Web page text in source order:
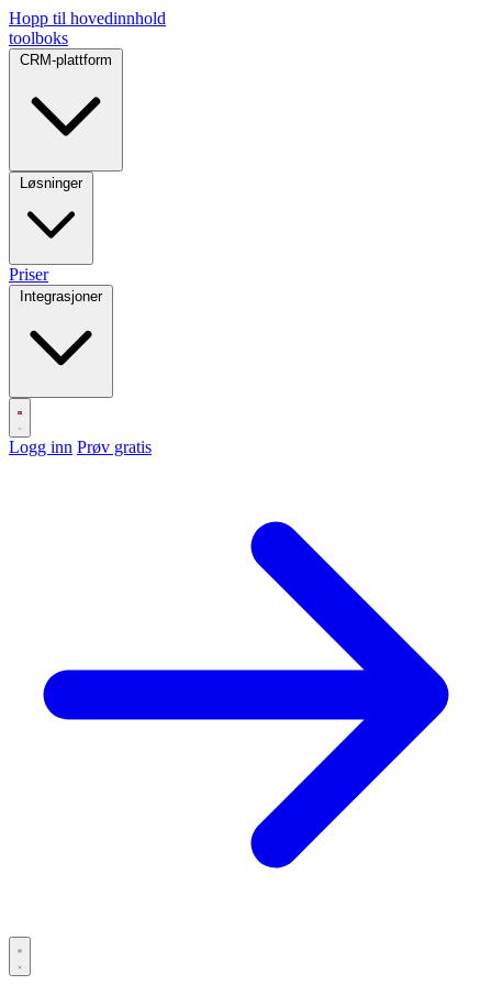
Hopp til hovedinnhold
toolboks
CRM-plattform
Løsninger
Priser
Integrasjoner
Logg inn Prøv gratis